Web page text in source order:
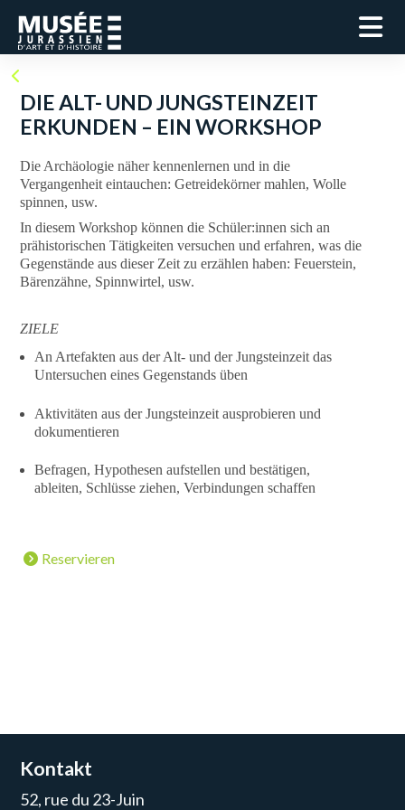
DIE ALT- UND JUNGSTEINZEIT
ERKUNDEN – EIN WORKSHOP
Die Archäologie näher kennenlernen und in die
Vergangenheit eintauchen: Getreidekörner mahlen, Wolle
spinnen, usw.
In diesem Workshop können die Schüler:innen sich an
prähistorischen Tätigkeiten versuchen und erfahren, was die
Gegenstände aus dieser Zeit zu erzählen haben: Feuerstein,
Bärenzähne, Spinnwirtel, usw.
ZIELE
An Artefakten aus der Alt- und der Jungsteinzeit das
Untersuchen eines Gegenstands üben
Aktivitäten aus der Jungsteinzeit ausprobieren und
dokumentieren
Befragen, Hypothesen aufstellen und bestätigen,
ableiten, Schlüsse ziehen, Verbindungen schaffen
Reservieren
Kontakt
52, rue du 23-Juin